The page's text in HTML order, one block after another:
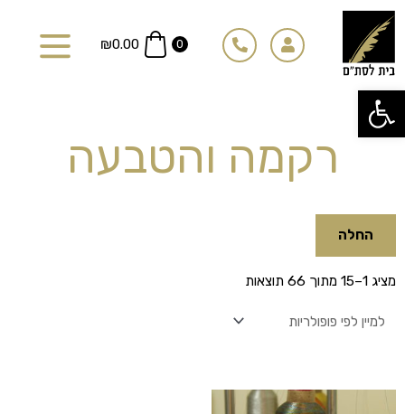
פתח סרגל נגישות
דילוג
לתוכן
0
₪0.00
רקמה והטבעה
החלה
מציג 1–15 מתוך 66 תוצאות